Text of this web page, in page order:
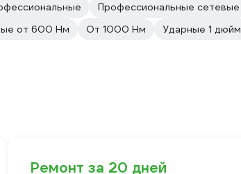
Профессиональные сетевые
от 600 Нм
От 1000 Нм Ударные 1 дюйм
Ремонт за 20 дней